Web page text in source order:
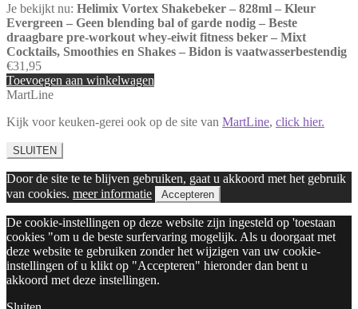
Je bekijkt nu: Helimix Vortex Shakebeker – 828ml – Kleur
Evergreen – Geen blending bal of garde nodig – Beste
draagbare pre-workout whey-eiwit fitness beker – Mixt
Cocktails, Smoothies en Shakes – Bidon is vaatwasserbestendig
€31,95
Toevoegen aan winkelwagen
MartLine
Kijk voor keuken-gerei ook op de site van MartLine, click hier.
SLUITEN
Door de site te te blijven gebruiken, gaat u akkoord met het gebruik
van cookies. meer informatie Accepteren
De cookie-instellingen op deze website zijn ingesteld op 'toestaan
cookies "om u de beste surfervaring mogelijk. Als u doorgaat met
deze website te gebruiken zonder het wijzigen van uw cookie-
instellingen of u klikt op "Accepteren" hieronder dan bent u
akkoord met deze instellingen.